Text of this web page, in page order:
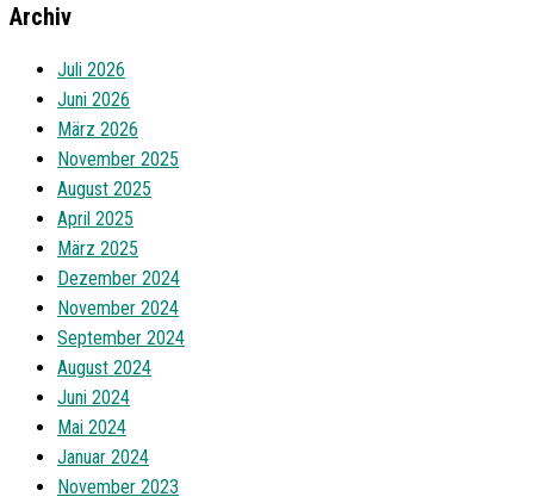
Archiv
Juli 2026
Juni 2026
März 2026
November 2025
August 2025
April 2025
März 2025
Dezember 2024
November 2024
September 2024
August 2024
Juni 2024
Mai 2024
Januar 2024
November 2023